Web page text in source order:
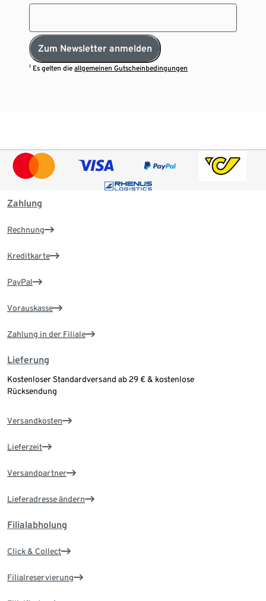
Zum Newsletter anmelden
¹ Es gelten dieallgemeinen Gutscheinbedingungen
Zahlung
Rechnung
Kreditkarte
PayPal
Vorauskasse
Zahlung in der Filiale
Lieferung
Kostenloser Standardversand ab 29 € & kostenlose
Rücksendung
Versandkosten
Lieferzeit
Versandpartner
Lieferadresse ändern
Filialabholung
Click & Collect
Filialreservierung